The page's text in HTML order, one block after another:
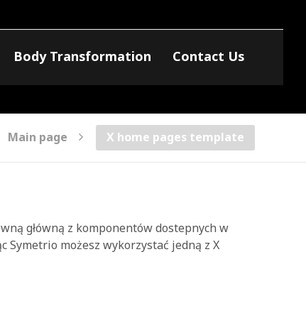
Body Transformation Contact Us
Main page X home pages template
główną z komponentów dostepnych w
możesz wykorzystać jedną z X